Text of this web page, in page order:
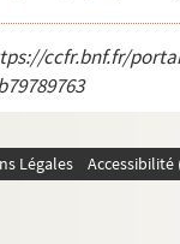
ccfr.bnf.fr/
Légales